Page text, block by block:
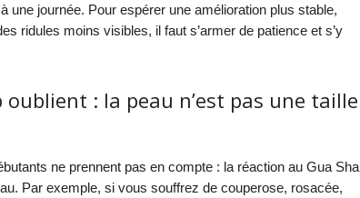
une journée. Pour espérer une amélioration plus stable,
ridules moins visibles, il faut s’armer de patience et s’y
: la peau n’est pas une taille
ne prennent pas en compte : la réaction au Gua Sha
Par exemple, si vous souffrez de couperose, rosacée,